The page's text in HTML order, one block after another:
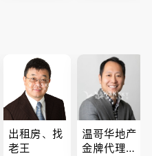
律师、多语
种服务、高
效优质、助
您安心乐
业、胜劵稳
操)
姻家庭、遗
嘱遗产
出租房、找
老王
温哥华地产
金牌代理经